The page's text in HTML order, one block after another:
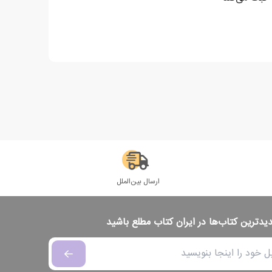
ارسال بین‌الملل
کتاب‌ها در ایران کتاب مطلع باشید